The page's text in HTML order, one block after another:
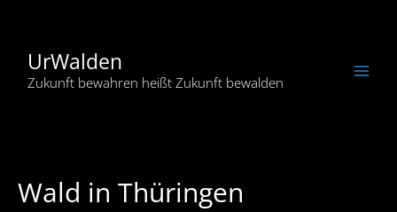
UrWalden
Zukunft bewahren heißt Zukunft bewalden
Wald in Thüringen